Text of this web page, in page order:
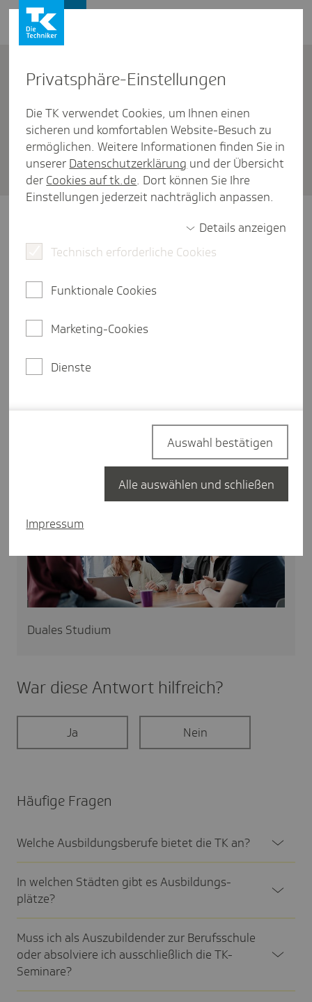
Kontakt
Welche dualen Studi­en­gänge
bietet die TK an?
Mein Einstieg bei der TK
Die TK bietet fünf duale Studiengänge an:
- Angewandte Informatik / Software
- Angewandte Informatik / Software
Sicherheit (B.Sc.)
(B.Sc.)
Duales Studium
War diese Antwort hilf­reich?
Ja Nein
Häufige Fragen
Welche Ausbil­dungs­be­rufe bietet die TK an?
In welchen Städten gibt es Ausbil­dungs­
plätze?
Muss ich als Auszu­bil­dender zur Berufs­schule
oder absol­viere ich ausschließ­lich die TK-
Semi­nare?
Privat­sphäre-Einstel­lungen
Die TK verwendet Cookies, um Ihnen einen
sicheren und komfortablen Website-Besuch zu
ermöglichen. Weitere Informationen finden Sie in
unserer Datenschutzerklärung und der Übersicht
der Cookies auf tk.de. Dort können Sie Ihre
Einstellungen jederzeit nachträglich anpassen.
Details anzeigen
Technisch erforderliche Cookies
Funktionale Cookies
Marketing-Cookies
Dienste
Impressum
Auswahl bestätigen
Alle auswählen und schließen